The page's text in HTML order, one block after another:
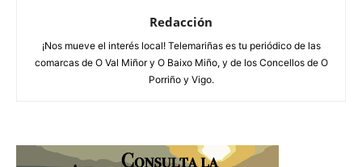
Redacción
¡Nos mueve el interés local! Telemariñas es tu periódico de las
comarcas de O Val Miñor y O Baixo Miño, y de los Concellos de O
Porriño y Vigo.